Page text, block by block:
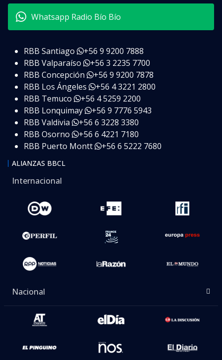
Whatsapp Radio Bío Bío
RBB Santiago
+56 9 9200 7888
RBB Valparaíso
+56 3 2235 7700
RBB Concepción
+56 9 9200 7878
RBB Los Ángeles
+56 4 3221 2800
RBB Temuco
+56 4 5259 2200
RBB Lonquimay
+56 9 7776 5943
RBB Valdivia
+56 6 3228 3380
RBB Osorno
+56 6 4221 7180
RBB Puerto Montt
+56 6 5222 7680
ALIANZAS BBCL
Internacional
Nacional